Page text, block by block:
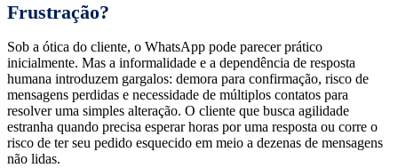
Frustração?
Sob a ótica do cliente, o WhatsApp pode parecer prático
inicialmente. Mas a informalidade e a dependência de resposta
humana introduzem gargalos: demora para confirmação, risco de
mensagens perdidas e necessidade de múltiplos contatos para
resolver uma simples alteração. O cliente que busca agilidade
estranha quando precisa esperar horas por uma resposta ou corre o
risco de ter seu pedido esquecido em meio a dezenas de mensagens
não lidas.